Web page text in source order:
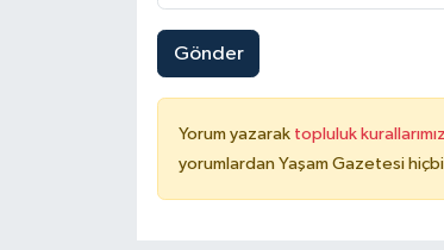
Gönder
Yorum yazarak topluluk
yorumlardan Yaşam Gazetesi